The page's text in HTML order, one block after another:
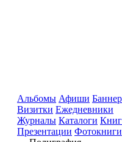
Альбомы Афиши
Визитки Ежедневники
Журналы Каталоги
Презентации Фотокниги